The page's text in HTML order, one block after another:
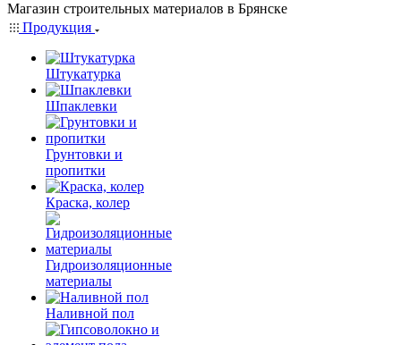
Магазин строительных материалов в Брянске
Продукция
Штукатурка
Шпаклевки
Грунтовки и
пропитки
Краска, колер
Гидроизоляционные
материалы
Наливной пол